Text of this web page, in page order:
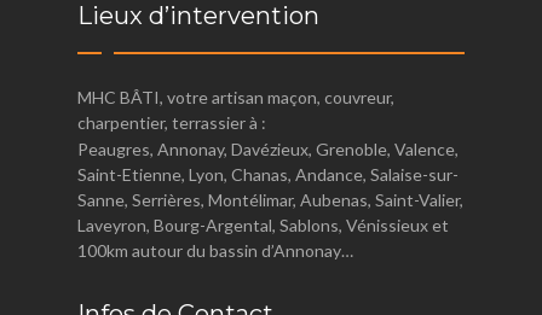
Lieux d’intervention
MHC BÂTI, votre artisan maçon, couvreur,
charpentier, terrassier à :
Peaugres, Annonay, Davézieux, Grenoble, Valence,
Saint-Etienne, Lyon, Chanas, Andance, Salaise-sur-
Sanne, Serrières, Montélimar, Aubenas, Saint-Valier,
Laveyron, Bourg-Argental, Sablons, Vénissieux et
100km autour du bassin d’Annonay…